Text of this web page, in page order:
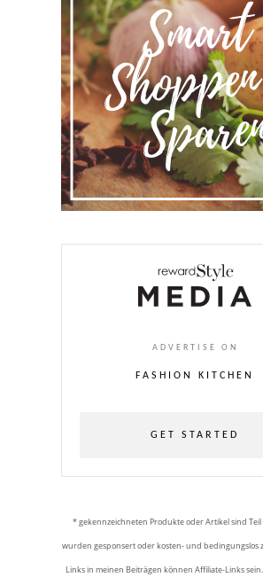
ADVERTISE ON
FASHION KITCHEN
GET STARTED
* gekennzeichneten Produkte oder Artikel sind
wurden gesponsert oder kosten- und bedingungslos
Links in meinen Beiträgen können Affiliate-Links